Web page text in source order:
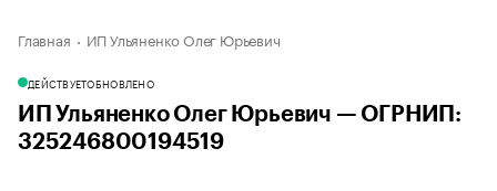
Главная ИП Ульяненко Олег Юрьевич
ДЕЙСТВУЕТОБНОВЛЕНО
ИП Ульяненко Олег Юрьевич — ОГРНИП:
325246800194519